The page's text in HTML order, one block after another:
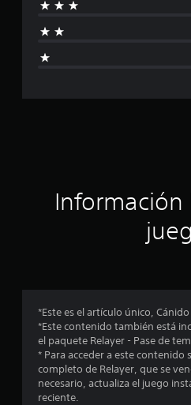
Información
*Este es el artículo único, Cánido
*Este contenido también está
el paquete Relayer - Pase de
* Para acceder a este contenido
completo de Relayer, que se
necesario, actualiza el juego
reciente.